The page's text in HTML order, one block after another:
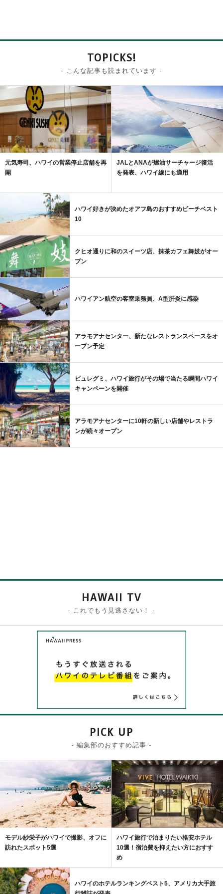
TOPICKS!
- こんな記事も読まれています -
元気寿司、ハワイの営業停止店舗を再
開
JALとANAが燃油サーチャージ復活
を発表、ハワイ線にも適用
ハワイ好きが決めたオアフ島のおすすめビーチベスト
10
クヒオ通りに和のスイーツ店、抹茶カフェ舞妓がオー
プン
ハワイアン航空の客室乗務員、A型肝炎に感染
アラモアナセンター、新たなレストランスペースをオ
ープン予定
ピュレグミ、ハワイ旅行がその場で当たる瞬間ハワイ
キャンペーンを開催
アラモアナセンターに10軒の新しい店舗やレストラ
ンが続々オープン
HAWAII TV
- これでもう見逃さない！ -
PICK UP
- 編集部のおすすめ記事 -
モデル紗栄子がハワイで撮影、オフに
訪れたスポット5選
ハワイ旅行で泊まりたい格安ホテル
10選！宿泊費を抑えたい方におすす
め
ハワイのホテルランキングベスト5、アメリカ大手旅